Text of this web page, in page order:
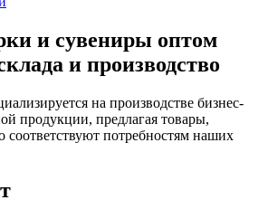
и сувениры оптом
и производство
на производстве бизнес-
продукции, предлагая товары,
соответствуют потребностям наших